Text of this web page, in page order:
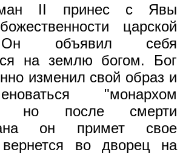
II принес с Явы
царской
объявил себя
на землю богом. Бог
изменил свой образ и
"монархом
но после смерти
он примет свое
во дворец на